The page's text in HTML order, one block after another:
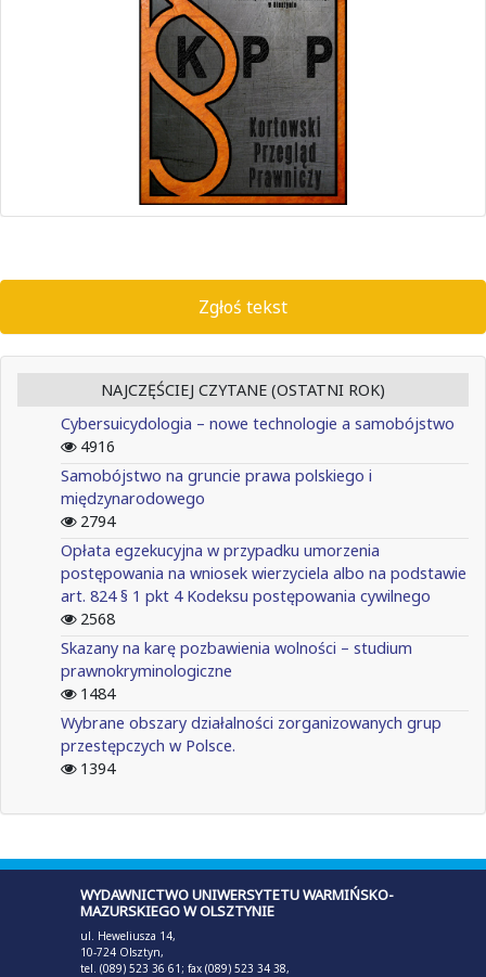
Zgłoś tekst
NAJCZĘŚCIEJ CZYTANE (OSTATNI ROK)
Cybersuicydologia – nowe technologie a samobójstwo
4916
Samobójstwo na gruncie prawa polskiego i
międzynarodowego
2794
Opłata egzekucyjna w przypadku umorzenia
postępowania na wniosek wierzyciela albo na podstawie
art. 824 § 1 pkt 4 Kodeksu postępowania cywilnego
2568
Skazany na karę pozbawienia wolności – studium
prawnokryminologiczne
1484
Wybrane obszary działalności zorganizowanych grup
przestępczych w Polsce.
1394
WYDAWNICTWO UNIWERSYTETU WARMIŃSKO-
MAZURSKIEGO W OLSZTYNIE
ul. Heweliusza 14,
10-724 Olsztyn,
tel. (089) 523 36 61; fax (089) 523 34 38,